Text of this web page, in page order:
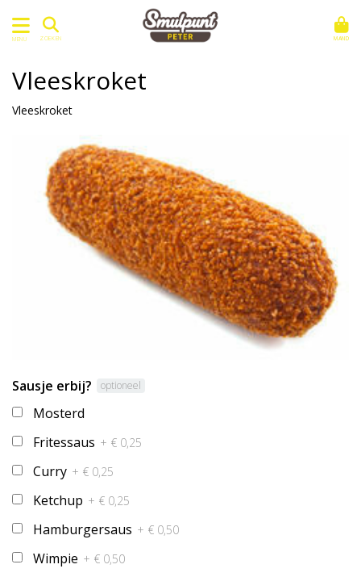
MENU ZOEKEN MAND
Vleeskroket
Vleeskroket
Sausje erbij? optioneel
Mosterd
Fritessaus + € 0,25
Curry + € 0,25
Ketchup + € 0,25
Hamburgersaus + € 0,50
Wimpie + € 0,50